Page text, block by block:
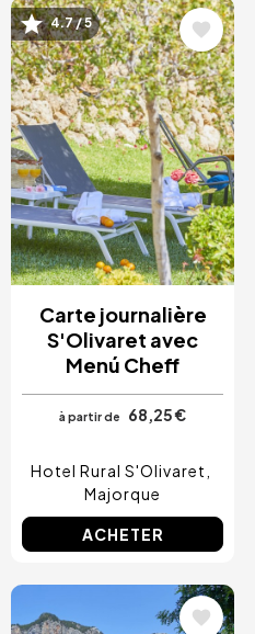
Image
4.7 / 5
Carte journalière
S'Olivaret avec
Menú Cheff
à partir de 68,25 €
Hotel Rural S'Olivaret
Majorque
ACHETER
Image